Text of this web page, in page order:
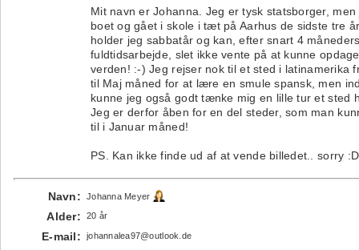
Mit navn er Johanna. Jeg er tysk statsborger, men
boet og gået i skole i tæt på Aarhus de sidste tre
holder jeg sabbatår og kan, efter snart 4
fuldtidsarbejde, slet ikke vente på at kunne opdage
verden! :-) Jeg rejser nok til et sted i latinamerika
til Maj måned for at lære en smule spansk, men
kunne jeg også godt tænke mig en lille tur et sted
Jeg er derfor åben for en del steder, som man
til i Januar måned!
PS. Kan ikke finde ud af at vende billedet.. sorry :D
Navn: Johanna Meyer
Alder: 20 år
E-mail: johannalea97@outlook.de